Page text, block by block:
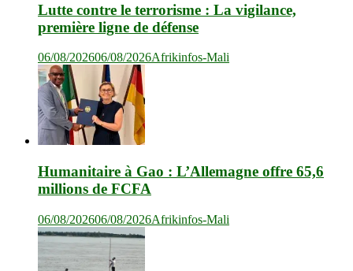
Lutte contre le terrorisme : La vigilance,
première ligne de défense
06/08/202606/08/2026Afrikinfos-Mali
Humanitaire à Gao : L’Allemagne offre 65,6
millions de FCFA
06/08/202606/08/2026Afrikinfos-Mali